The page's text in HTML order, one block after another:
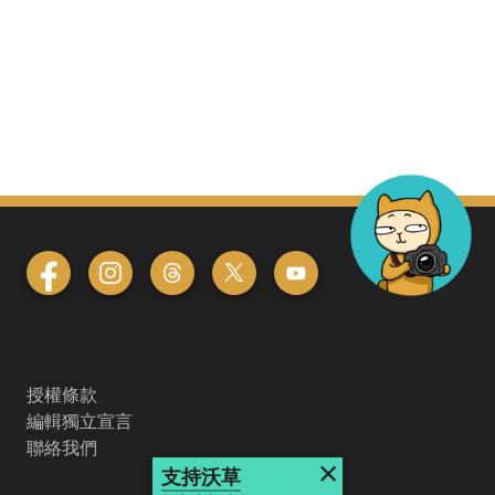
授權條款
編輯獨立宣言
聯絡我們
支持沃草 ×